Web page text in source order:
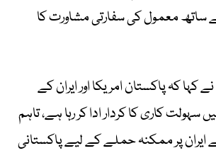
معمول کی سفارتی مشاورت کا
کہا کہ پاکستان امریکا اور ایران کے
کاری کا کردار ادا کر رہا ہے، تاہم
پر ممکنہ حملے کے لیے پاکستانی